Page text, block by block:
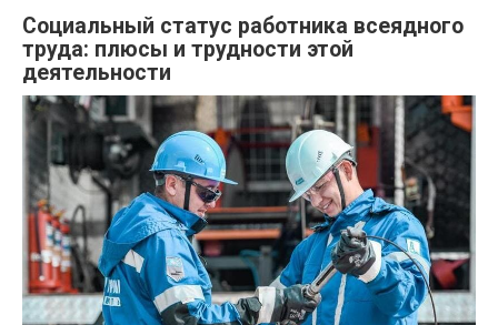
Социальный статус работника всеядного
труда: плюсы и трудности этой
деятельности